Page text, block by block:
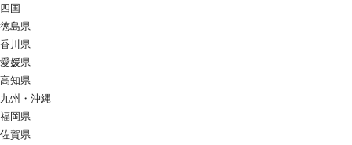
四国
徳島県
香川県
愛媛県
高知県
九州・沖縄
福岡県
佐賀県